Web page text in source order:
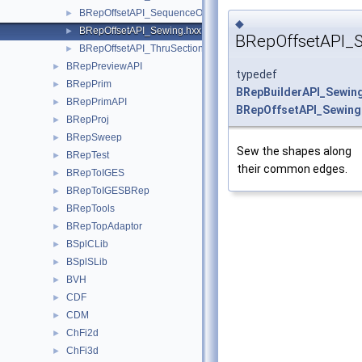
► BRepOffsetAPI_SequenceOfSequenceOfShape.hxx
► BRepOffsetAPI_Sewing.hxx
► BRepOffsetAPI_ThruSections.hxx
► BRepPreviewAPI
► BRepPrim
► BRepPrimAPI
► BRepProj
► BRepSweep
► BRepTest
► BRepToIGES
► BRepToIGESBRep
► BRepTools
► BRepTopAdaptor
► BSplCLib
► BSplSLib
► BVH
► CDF
► CDM
► ChFi2d
► ChFi3d
◆
typedef
BRepOffsetAPI_Sewing
Sew the shapes along
their common edges.